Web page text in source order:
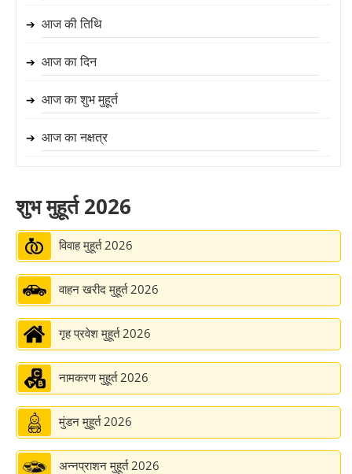
➔ आज की तिथि
➔ आज का दिन
➔ आज का शुभ मुहूर्त
➔ आज का नक्षत्र
➔ आज का राहु काल
➔आज का शुभ होरा
➔आज का शुभ योग
➔आज के करण
➔कल का पंचांग
➔कल का चौघड़िया
शुभ मुहूर्त 2026
विवाह मुहूर्त 2026
वाहन खरीद मुहूर्त 2026
गृह प्रवेश मुहूर्त 2026
नामकरण मुहूर्त 2026
मुंडन मुहूर्त 2026
अन्नप्राशन मुहूर्त 2026